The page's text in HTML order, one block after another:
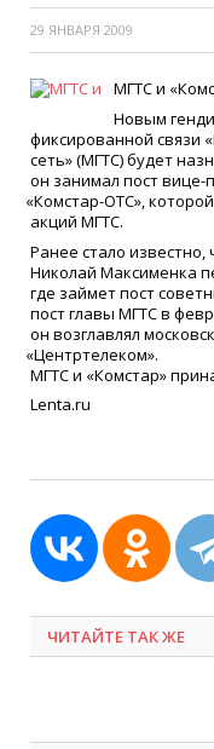
29 ЯНВАРЯ 2009
МГТС и «
Новым
фиксированной связи «
сеть»(МГТС) будет
он занимал пост вице-
«Комстар-ОТС»,
акций МГТС.
Ранее стало
Николай Максименка
где займет пост
пост главы МГТС в
он возглавлял
«Центртелеком».
МГТС и «Комстар»
Lenta.ru
ЧИТАЙТЕ ТАК ЖЕ